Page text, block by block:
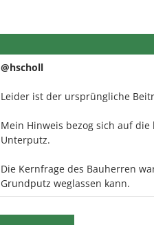
@hscholl
Leider ist der ursprüngliche
Mein Hinweis bezog sich auf
Unterputz.
Die Kernfrage des Bauherren
Grundputz weglassen kann.